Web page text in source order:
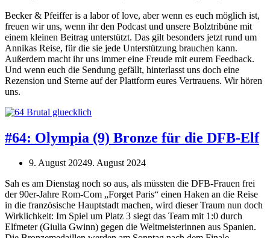
Becker & Pfeiffer is a labor of love, aber wenn es euch möglich ist,
freuen wir uns, wenn ihr den Podcast und unsere Bolztribüne mit
einem kleinen Beitrag unterstützt. Das gilt besonders jetzt rund um
Annikas Reise, für die sie jede Unterstützung brauchen kann.
Außerdem macht ihr uns immer eine Freude mit eurem Feedback.
Und wenn euch die Sendung gefällt, hinterlasst uns doch eine
Rezension und Sterne auf der Plattform eures Vertrauens. Wir hören
uns.
#64: Olympia (9) Bronze für die DFB-Elf
9. August 20249. August 2024
Sah es am Dienstag noch so aus, als müssten die DFB-Frauen frei
der 90er-Jahre Rom-Com „Forget Paris“ einen Haken an die Reise
in die französische Hauptstadt machen, wird dieser Traum nun doch
Wirklichkeit: Im Spiel um Platz 3 siegt das Team mit 1:0 durch
Elfmeter (Giulia Gwinn) gegen die Weltmeisterinnen aus Spanien.